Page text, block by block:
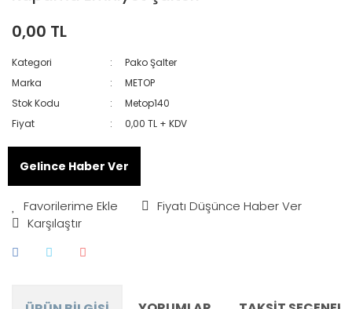
0,00 TL
Kategori
Pako Şalter
Marka
METOP
Stok Kodu
Metop140
Fiyat
0,00 TL + KDV
Gelince Haber Ver
Fiyatı Düşünce Haber Ver
Karşılaştır